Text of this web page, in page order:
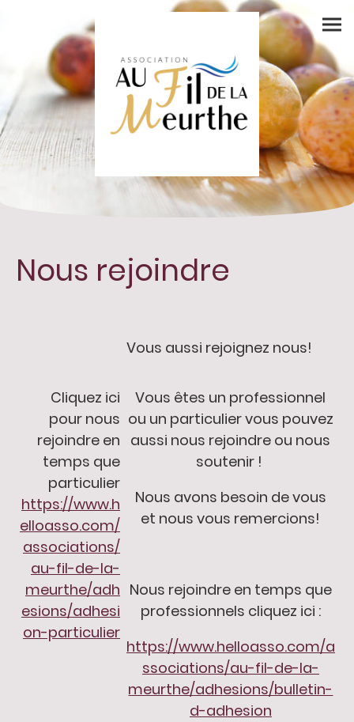
Nous rejoindre
Vous aussi rejoignez nous!
Cliquez ici
pour nous
rejoindre en
temps que
particulier
https://www.h
elloasso.com/
associations/
au-fil-de-la-
meurthe/adh
esions/adhesi
on-particulier
Vous êtes un professionnel
ou un particulier vous pouvez
aussi nous rejoindre ou nous
soutenir !
Nous avons besoin de vous
et nous vous remercions!
Nous rejoindre en temps que
professionnels cliquez ici :
https://www.helloasso.com/a
ssociations/au-fil-de-la-
meurthe/adhesions/bulletin-
d-adhesion